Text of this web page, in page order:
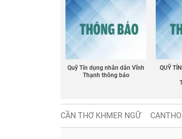
Quỹ Tín dụng nhân dân Vĩnh
Thạnh thông báo
QUỸ
CẦN THƠ KHMER NGỮ